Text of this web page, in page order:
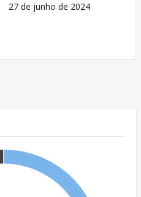
27 de junho de 2024